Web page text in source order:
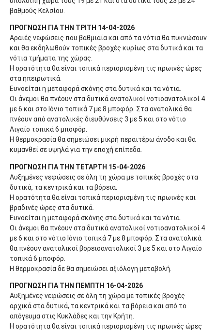
βαθμούς Κελσίου.
ΠΡΟΓΝΩΣΗ ΓΙΑ ΤΗΝ ΤΡΙΤΗ 14-04-2026
Αραιές νεφώσεις που βαθμιαία και από τα νότια θα πυκνώσουν
και θα εκδηλωθούν τοπικές βροχές κυρίως στα δυτικά και τα
νότια τμήματα της χώρας.
Η ορατότητα θα είναι τοπικά περιορισμένη τις πρωινές ώρες
στα ηπειρωτικά.
Ευνοείται η μεταφορά σκόνης στα δυτικά και τα νότια.
Οι άνεμοι θα πνέουν στα δυτικά ανατολικοί νοτιοανατολικοί 4
με 6 και στο Ιόνιο τοπικά 7 με 8 μποφόρ. Στα ανατολικά θα
πνέουν από ανατολικές διευθύνσεις 3 με 5 και στο νότιο
Αιγαίο τοπικά 6 μποφόρ.
Η θερμοκρασία θα σημειώσει μικρή περαιτέρω άνοδο και θα
κυμανθεί σε υψηλά για την εποχή επίπεδα.
ΠΡΟΓΝΩΣΗ ΓΙΑ ΤΗΝ ΤΕΤΑΡΤΗ 15-04-2026
Αυξημένες νεφώσεις σε όλη τη χώρα με τοπικές βροχές στα
δυτικά, τα κεντρικά και τα βόρεια.
Η ορατότητα θα είναι τοπικά περιορισμένη τις πρωινές και
βραδινές ώρες στα δυτικά.
Ευνοείται η μεταφορά σκόνης στα δυτικά και τα νότια.
Οι άνεμοι θα πνέουν στα δυτικά ανατολικοί νοτιοανατολικοί 4
με 6 και στο νότιο Ιόνιο τοπικά 7 με 8 μποφόρ. Στα ανατολικά
θα πνέουν ανατολικοί βορειοανατολικοί 3 με 5 και στο Αιγαίο
τοπικά 6 μποφόρ.
Η θερμοκρασία δε θα σημειώσει αξιόλογη μεταβολή.
ΠΡΟΓΝΩΣΗ ΓΙΑ ΤΗΝ ΠΕΜΠΤΗ 16-04-2026
Αυξημένες νεφώσεις σε όλη τη χώρα με τοπικές βροχές
αρχικά στα δυτικά, τα κεντρικά και τα βόρεια και από το
απόγευμα στις Κυκλάδες και την Κρήτη.
Η ορατότητα θα είναι τοπικά περιορισμένη τις πρωινές ώρες